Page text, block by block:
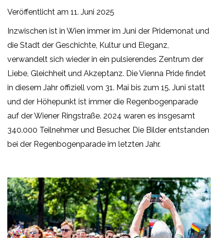
Veröffentlicht am 11. Juni 2025
Inzwischen ist in Wien immer im Juni der Pridemonat und
die Stadt der Geschichte, Kultur und Eleganz,
verwandelt sich wieder in ein pulsierendes Zentrum der
Liebe, Gleichheit und Akzeptanz. Die Vienna Pride findet
in diesem Jahr offiziell vom 31. Mai bis zum 15. Juni statt
und der Höhepunkt ist immer die Regenbogenparade
auf der Wiener Ringstraße. 2024 waren es insgesamt
340.000 Teilnehmer und Besucher. Die Bilder entstanden
bei der Regenbogenparade im letzten Jahr.